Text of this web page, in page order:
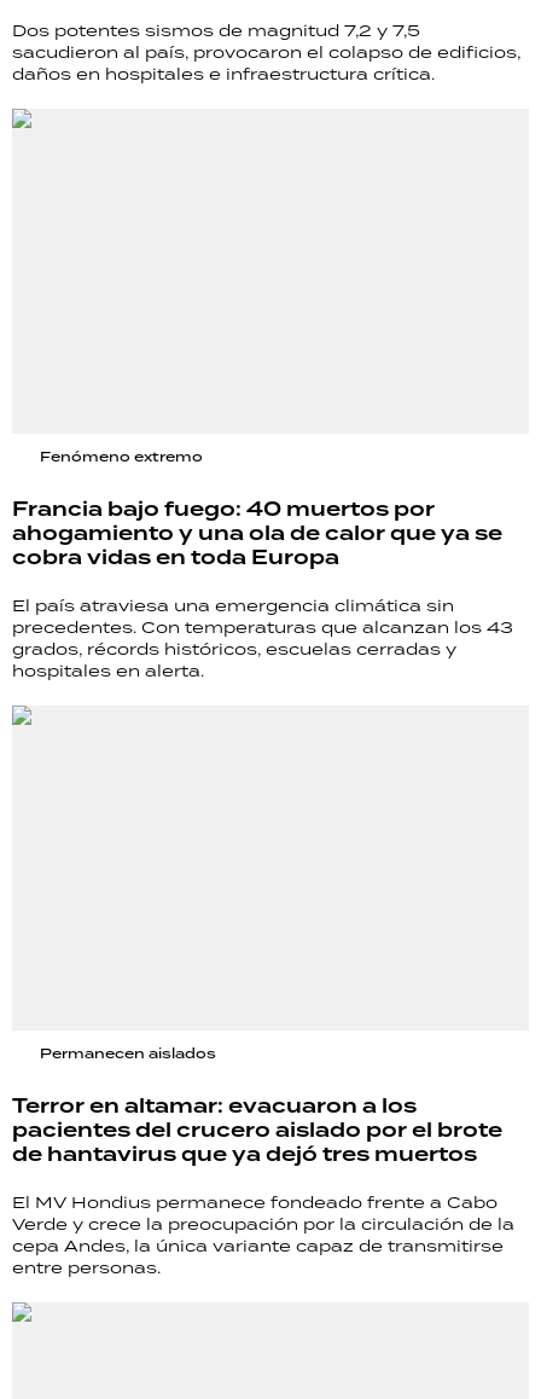
Dos potentes sismos de magnitud 7,2 y 7,5
sacudieron al país, provocaron el colapso de edificios,
daños en hospitales e infraestructura crítica.
Fenómeno extremo
Francia bajo fuego: 40 muertos por
ahogamiento y una ola de calor que ya se
cobra vidas en toda Europa
El país atraviesa una emergencia climática sin
precedentes. Con temperaturas que alcanzan los 43
grados, récords históricos, escuelas cerradas y
hospitales en alerta.
Permanecen aislados
Terror en altamar: evacuaron a los
pacientes del crucero aislado por el brote
de hantavirus que ya dejó tres muertos
El MV Hondius permanece fondeado frente a Cabo
Verde y crece la preocupación por la circulación de la
cepa Andes, la única variante capaz de transmitirse
entre personas.